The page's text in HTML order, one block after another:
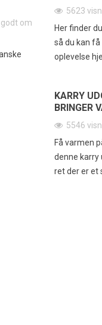
om
5623
Her finder
så du kan
oplevelse
KARRY
BRINGER
5546
Få varmen
denne karry
ret der er et